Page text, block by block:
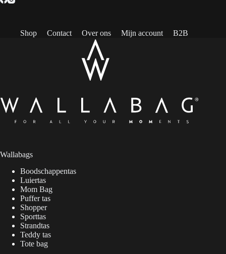
Shop Contact Over ons Mijn account B2B
Wallabags
Boodschappentas
Luiertas
Mom Bag
Puffer tas
Shopper
Sporttas
Strandtas
Teddy tas
Tote bag